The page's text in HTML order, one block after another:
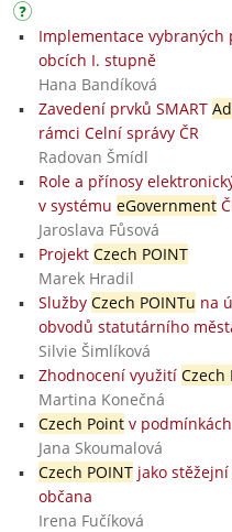
Implementace vybraných
obcích I. stupně
Hana Bandíková
Zavedení prvků SMART
rámci Celní správy ČR
Radovan Šmídl
Role a přínosy
v systému eGovernment
Jaroslava Fůsová
Projekt Czech POINT
Marek Hradil
Služby Czech POINTu na
obvodů statutárního
Silvie Šimlíková
Zhodnocení využití Czech
Martina Konečná
Czech Pointv
Jana Skoumalová
Czech POINTjako stěžejní
občana
Irena Fučíková